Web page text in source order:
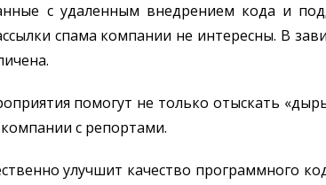
с удаленным внедрением кода и
спама компании не интересны. В
помогут не только отыскать
с репортами.
улучшит качество программного